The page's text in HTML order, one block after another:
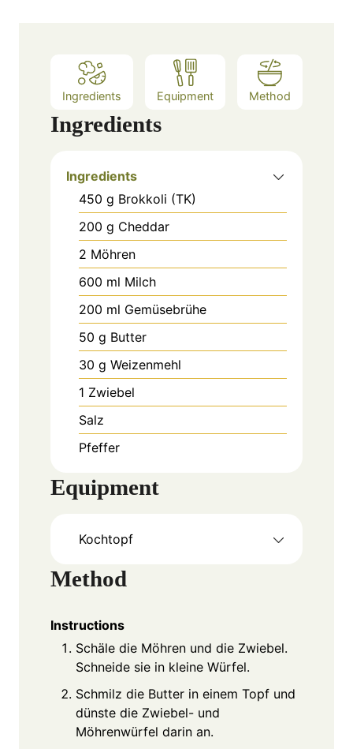
Ingredients Equipment Method
Ingredients
Ingredients
450 g Brokkoli (TK)
200 g Cheddar
2 Möhren
600 ml Milch
200 ml Gemüsebrühe
50 g Butter
30 g Weizenmehl
1 Zwiebel
Salz
Pfeffer
Equipment
Kochtopf
Method
Instructions
Schäle die Möhren und die Zwiebel.
Schneide sie in kleine Würfel.
Schmilz die Butter in einem Topf und
dünste die Zwiebel- und
Möhrenwürfel darin an.